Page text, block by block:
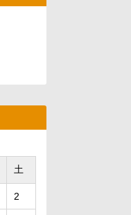
土
2